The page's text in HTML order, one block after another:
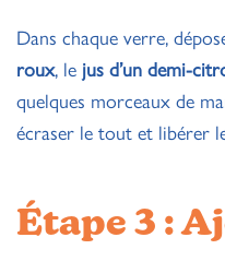
Dans chaque verre,
roux, le jus d’un demi-
quelques morceaux de
écraser le tout et libérer
Étape 3 :